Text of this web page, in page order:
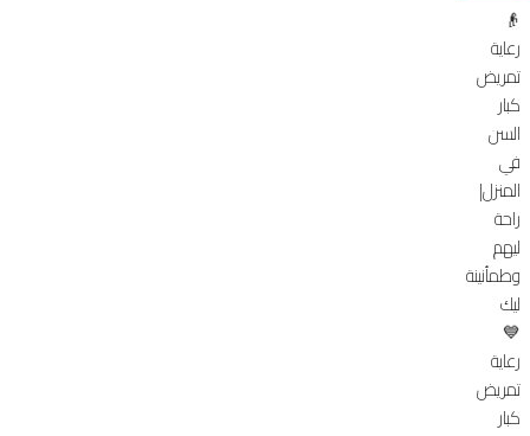
👴
رعاية
تمريض
كبار
السن
في
المنزل|
راحة
ليهم
وطمأنينة
ليك
💙
رعاية
تمريض
كبار